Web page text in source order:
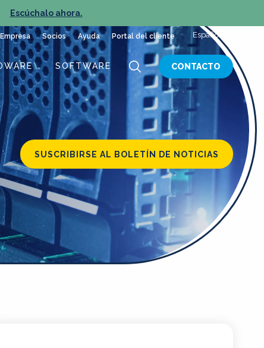
Escúchalo ahora.
Empresa Socios Ayuda Portal del cliente Español
SOFTWARE CONTACTO
SUSCRIBIRSE AL BOLETÍN DE NOTICIAS